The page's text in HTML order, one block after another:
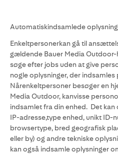
Automatiskindsamlede
Enkeltpersonerkan gå til
gældende Bauer Media
søge efter jobs uden at give
nogle oplysninger, der
Nårenkeltpersoner besøger en
Media Outdoor, kanvisse
indsamlet fra din enhed. Det
IP-adresse,type enhed, unikt ID-
browsertype, bred geografisk
eller by) og andre tekniske
kan også indsamle oplysninger